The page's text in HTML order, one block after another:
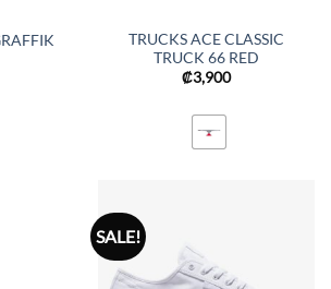
TRUCKS ACE CLASSIC
TRUCK 66 RED
₡3,900
SALE!